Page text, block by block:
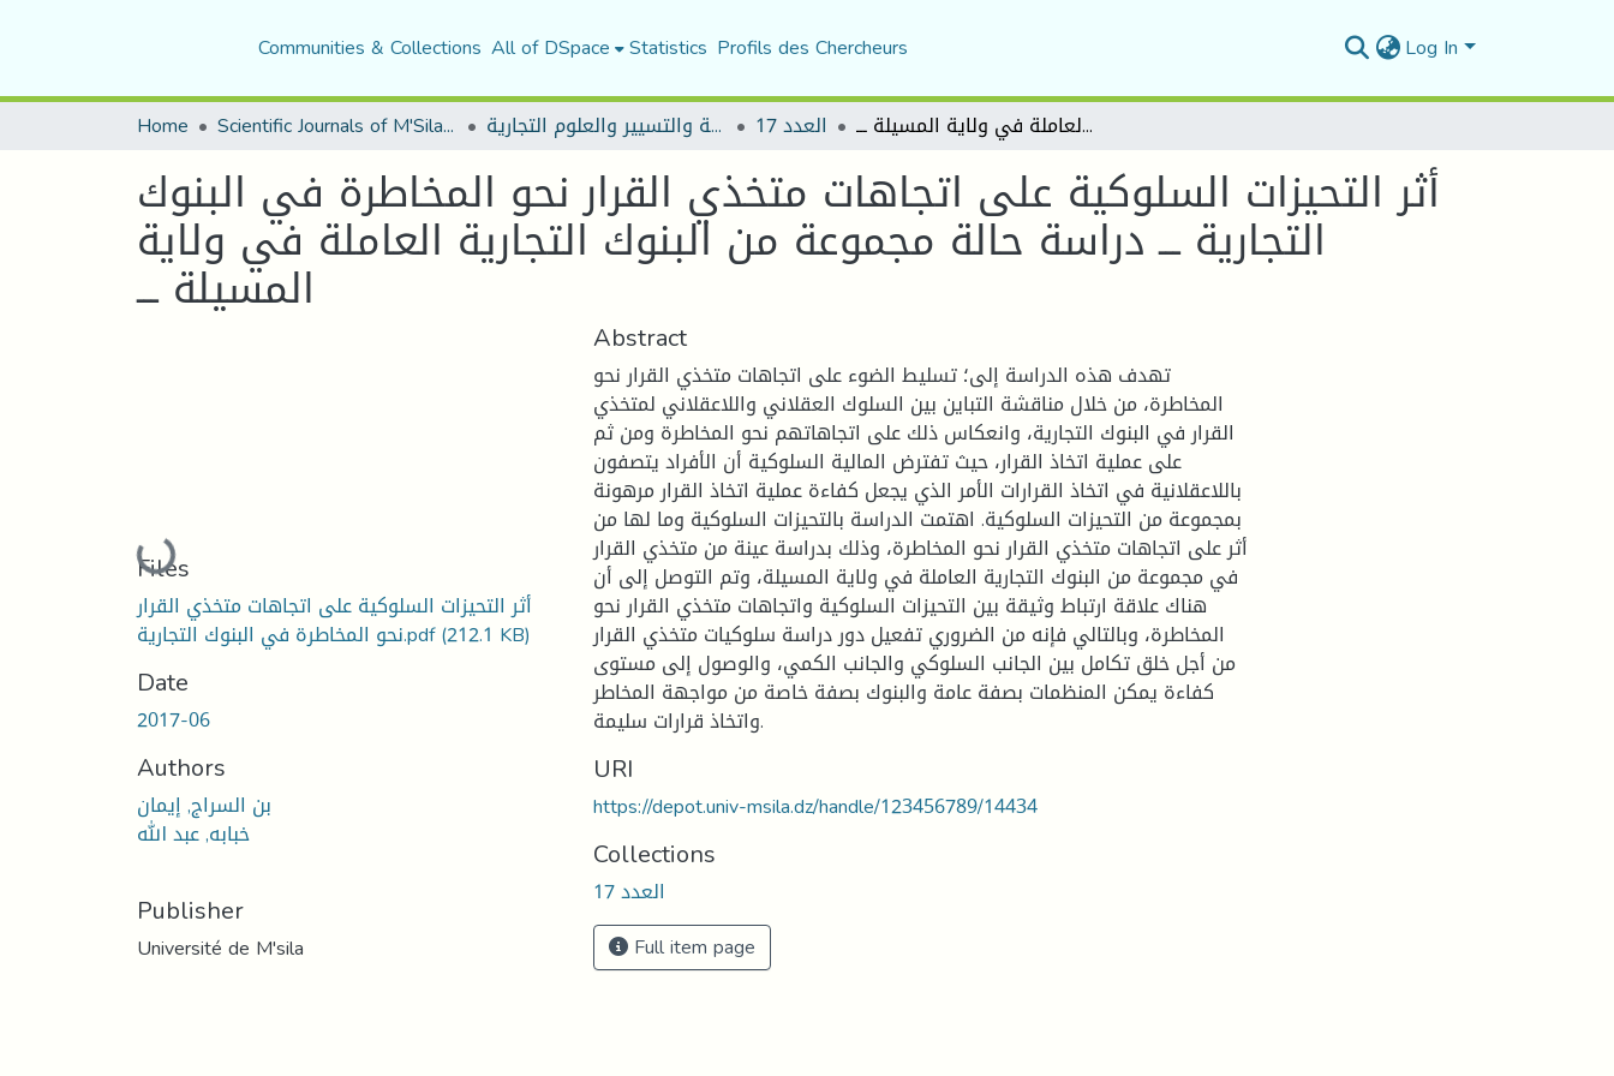
Communities & Collections All of DSpace Statistics Profils des Chercheurs Log In
Home Scientific Journals of M'Sila University مجلة العلوم الاقتصادية والتسيير والعلوم التجارية العدد 17 أثر التحيزات السلوكية على اتجاهات متخذي القرار نحو المخاطرة في البنوك التجارية ـــ دراسة حالة مجموعة من البنوك التجارية العاملة في ولاية المسيلة ـــ
أثر التحيزات السلوكية على اتجاهات متخذي القرار نحو المخاطرة في البنوك
التجارية ـــ دراسة حالة مجموعة من البنوك التجارية العاملة في ولاية
المسيلة ـــ
Loading...
Files
أثر التحيزات السلوكية على اتجاهات متخذي القرار
نحو المخاطرة في البنوك التجارية.pdf(212.1 KB)
Date
2017-06
Authors
بن السراج, إيمان
خبابه, عبد الله
Publisher
Université de M'sila
Abstract
تهدف هذه الدراسة إلى؛ تسليط الضوء على اتجاهات متخذي القرار نحو
المخاطرة، من خلال مناقشة التباين بين السلوك العقلاني واللاعقلاني لمتخذي
القرار في البنوك التجارية، وانعكاس ذلك على اتجاهاتهم نحو المخاطرة ومن ثم
على عملية اتخاذ القرار، حيث تفترض المالية السلوكية أن الأفراد يتصفون
باللاعقلانية في اتخاذ القرارات الأمر الذي يجعل كفاءة عملية اتخاذ القرار مرهونة
بمجموعة من التحيزات السلوكية. اهتمت الدراسة بالتحيزات السلوكية وما لها من
أثر على اتجاهات متخذي القرار نحو المخاطرة، وذلك بدراسة عينة من متخذي القرار
في مجموعة من البنوك التجارية العاملة في ولاية المسيلة، وتم التوصل إلى أن
هناك علاقة ارتباط وثيقة بين التحيزات السلوكية واتجاهات متخذي القرار نحو
المخاطرة، وبالتالي فإنه من الضروري تفعيل دور دراسة سلوكيات متخذي القرار
من أجل خلق تكامل بين الجانب السلوكي والجانب الكمي، والوصول إلى مستوى
كفاءة يمكن المنظمات بصفة عامة والبنوك بصفة خاصة من مواجهة المخاطر
واتخاذ قرارات سليمة.
URI
https://depot.univ-msila.dz/handle/123456789/14434
Collections
العدد 17
Full item page